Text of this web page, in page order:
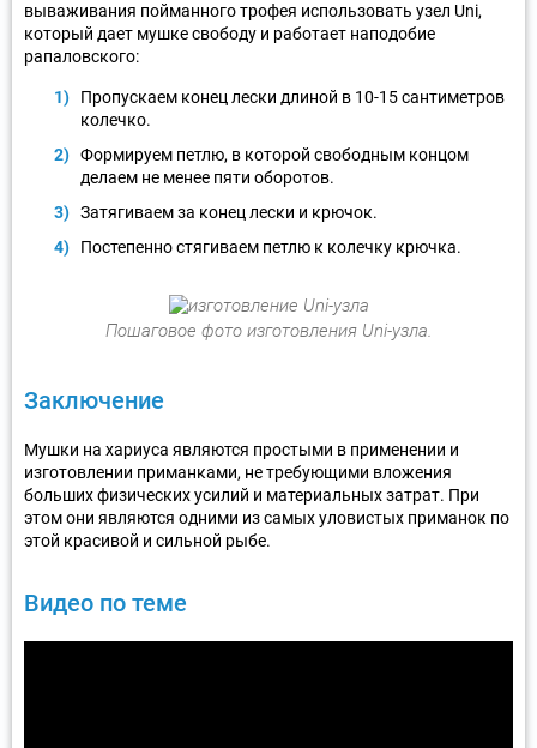
вываживания пойманного трофея использовать узел Uni,
который дает мушке свободу и работает наподобие
рапаловского:
Пропускаем конец лески длиной в 10-15 сантиметров
колечко.
Формируем петлю, в которой свободным концом
делаем не менее пяти оборотов.
Затягиваем за конец лески и крючок.
Постепенно стягиваем петлю к колечку крючка.
Пошаговое фото изготовления Uni-узла.
Заключение
Мушки на хариуса являются простыми в применении и
изготовлении приманками, не требующими вложения
больших физических усилий и материальных затрат. При
этом они являются одними из самых уловистых приманок по
этой красивой и сильной рыбе.
Видео по теме